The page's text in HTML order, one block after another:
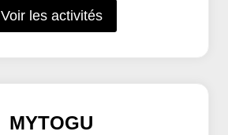
Voir les activités
MYTOGU